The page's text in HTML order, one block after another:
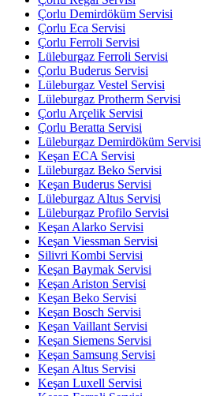
Çorlu Demirdöküm Servisi
Çorlu Eca Servisi
Çorlu Ferroli Servisi
Lüleburgaz Ferroli Servisi
Çorlu Buderus Servisi
Lüleburgaz Vestel Servisi
Lüleburgaz Protherm Servisi
Çorlu Arçelik Servisi
Çorlu Beratta Servisi
Lüleburgaz Demirdöküm Servisi
Keşan ECA Servisi
Lüleburgaz Beko Servisi
Keşan Buderus Servisi
Lüleburgaz Altus Servisi
Lüleburgaz Profilo Servisi
Keşan Alarko Servisi
Keşan Viessman Servisi
Silivri Kombi Servisi
Keşan Baymak Servisi
Keşan Ariston Servisi
Keşan Beko Servisi
Keşan Bosch Servisi
Keşan Vaillant Servisi
Keşan Siemens Servisi
Keşan Samsung Servisi
Keşan Altus Servisi
Keşan Luxell Servisi